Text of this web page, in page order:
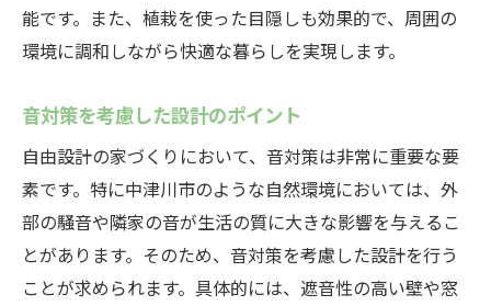
能です。また、植栽を使った目隠しも効果的で、周囲の
環境に調和しながら快適な暮らしを実現します。
音対策を考慮した設計のポイント
自由設計の家づくりにおいて、音対策は非常に重要な要
素です。特に中津川市のような自然環境においては、外
部の騒音や隣家の音が生活の質に大きな影響を与えるこ
とがあります。そのため、音対策を考慮した設計を行う
ことが求められます。具体的には、遮音性の高い壁や窓